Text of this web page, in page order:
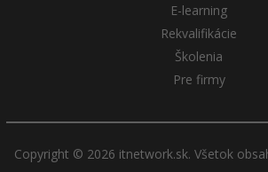
E-learning
Rekvalifikácie
Školenia
Pre firmy
Copyright © 2026 itnetwork.sk. Všetok